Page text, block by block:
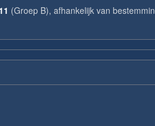
(Groep B), afhankelijk van